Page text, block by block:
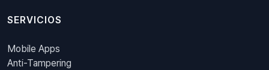
SERVICIOS
Mobile Apps
Anti-Tampering